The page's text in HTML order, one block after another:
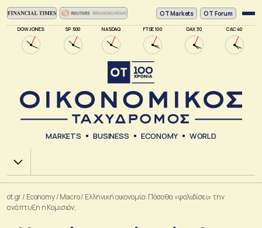
DOW JONES SP 500 NASDAQ FTSE 100 DAX 30 CAC 40
ΟΤ Markets OT Forum
MARKETS BUSINESS ECONOMY WORLD
Χ.Α.
ot.gr/ Economy/Macro/ Ελληνική οικονομία: Πόσο θα «ψαλιδίσει» την
ανάπτυξη η Κομισιόν;